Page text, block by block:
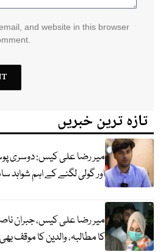
and website in this browser
تازہ ترین خبریں
میر رضا علی کیس: دوسری
اور گولی لگنے کے اہم شواہد
میر رضا علی کیس، جبران
کا مطالبہ، والدین کا موقف